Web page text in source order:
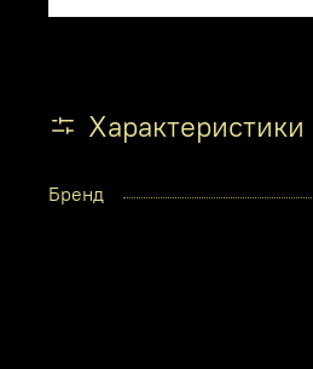
Характеристики
Бренд